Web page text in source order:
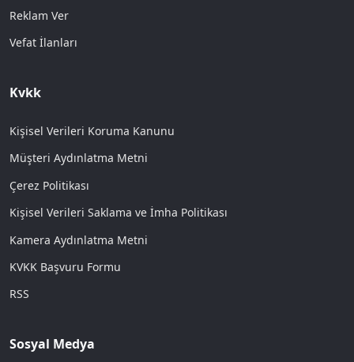
Reklam Ver
Vefat İlanları
Kvkk
Kişisel Verileri Koruma Kanunu
Müşteri Aydınlatma Metni
Çerez Politikası
Kişisel Verileri Saklama ve İmha Politikası
Kamera Aydınlatma Metni
KVKK Başvuru Formu
RSS
Sosyal Medya